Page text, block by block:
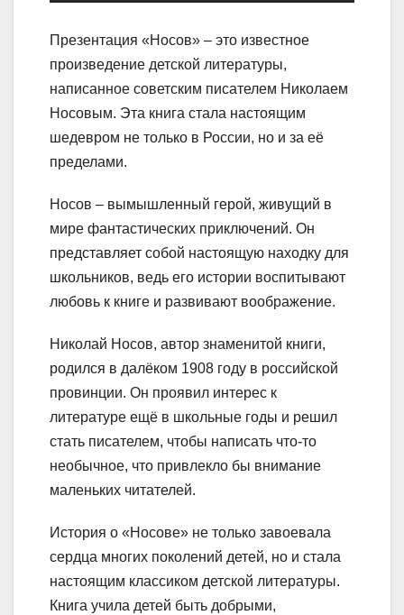
Презентация «Носов» – это известное
произведение детской литературы,
написанное советским писателем Николаем
Носовым. Эта книга стала настоящим
шедевром не только в России, но и за её
пределами.
Носов – вымышленный герой, живущий в
мире фантастических приключений. Он
представляет собой настоящую находку для
школьников, ведь его истории воспитывают
любовь к книге и развивают воображение.
Николай Носов, автор знаменитой книги,
родился в далёком 1908 году в российской
провинции. Он проявил интерес к
литературе ещё в школьные годы и решил
стать писателем, чтобы написать что-то
необычное, что привлекло бы внимание
маленьких читателей.
История о «Носове» не только завоевала
сердца многих поколений детей, но и стала
настоящим классиком детской литературы.
Книга учила детей быть добрыми,